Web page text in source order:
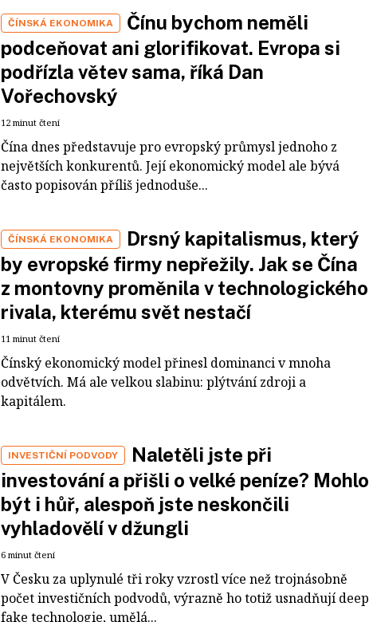
ČÍNSKÁ EKONOMIKA
Čínu bychom neměli
podceňovat ani glorifikovat. Evropa si
podřízla větev sama, říká Dan
Vořechovský
12 minut čtení
Čína dnes představuje pro evropský průmysl jednoho z
největších konkurentů. Její ekonomický model ale bývá
často popisován příliš jednoduše...
ČÍNSKÁ EKONOMIKA
Drsný kapitalismus, který
by evropské firmy nepřežily. Jak se Čína
z montovny proměnila v technologického
rivala, kterému svět nestačí
11 minut čtení
Čínský ekonomický model přinesl dominanci v mnoha
odvětvích. Má ale velkou slabinu: plýtvání zdroji a
kapitálem.
INVESTIČNÍ PODVODY
Naletěli jste při
investování a přišli o velké peníze? Mohlo
být i hůř, alespoň jste neskončili
vyhladovělí v džungli
6 minut čtení
V Česku za uplynulé tři roky vzrostl více než trojnásobně
počet investičních podvodů, výrazně ho totiž usnadňují deep
fake technologie, umělá...